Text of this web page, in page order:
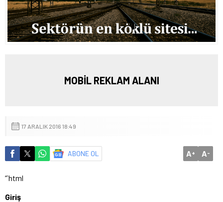
MOBİL REKLAM ALANI
17 ARALIK 2016 18:49
ABONE OL A+ A-
“`html
Giriş